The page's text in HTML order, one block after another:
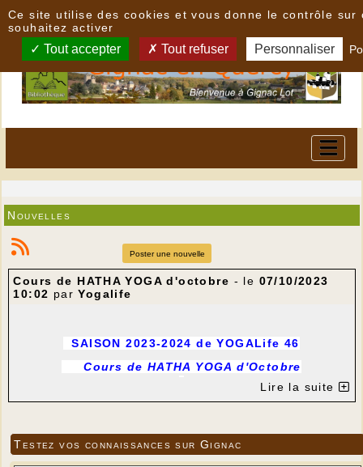
Nouvelles
Poster une nouvelle
Cours de HATHA YOGA d'octobre - le 07/10/2023
10:02 parYogalife
SAISON 2023-2024 deYOGALife 46
Cours de HATHA YOGA d'Octobre
Béatrice & Benoît, professeurs expérimentés,
donneront le cours de HATHA YOGA Traditionnel,
Lire la suite
Testez vos connaissances sur Gignac
Ce site utilise des cookies et vous donne le contrôle sur
souhaitez activer
Tout accepter Tout refuser Personnaliser